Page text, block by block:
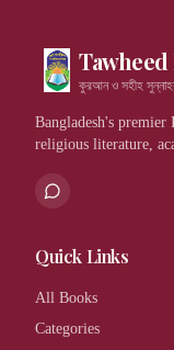
কুরআন ও সহীহ
Bangladesh's
religious literature,
Quick Links
All Books
Categories